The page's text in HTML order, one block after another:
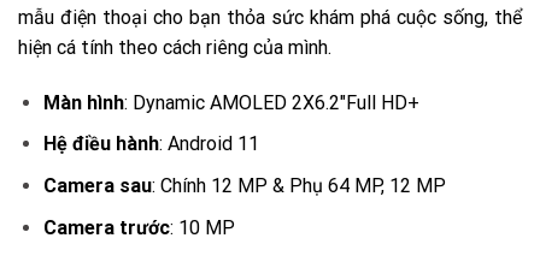
mẫu điện thoại cho bạn thỏa sức khám phá cuộc sống, thể
hiện cá tính theo cách riêng của mình.
Màn hình: Dynamic AMOLED 2X6.2″Full HD+
Hệ điều hành: Android 11
Camera sau: Chính 12 MP & Phụ 64 MP, 12 MP
Camera trước: 10 MP